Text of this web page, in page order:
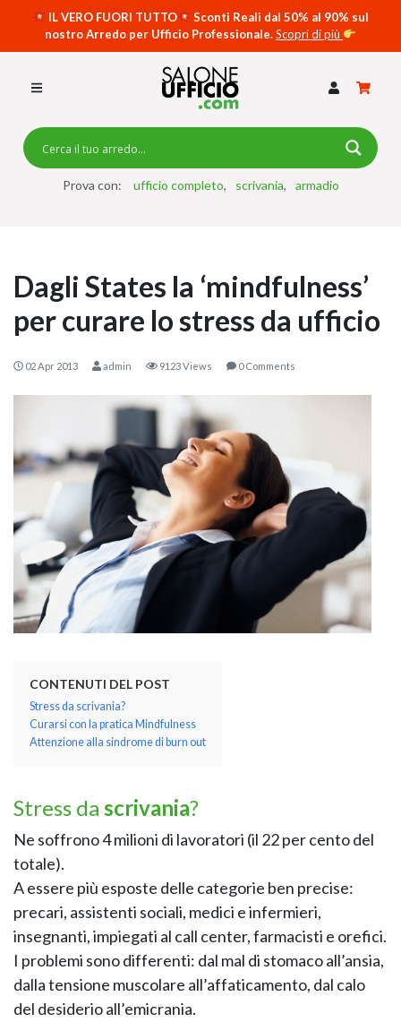
IL VERO FUORI TUTTO
Sconti Reali dal 50% al 90% sul
nostro Arredo per Ufficio Professionale.Scopri di più
Prova con: ufficio completo scrivania armadio
KOROS –
SCRIVANIE SPECIAL DESK
CASSETTIERE
RECEPTION
TAVOLI RIUNIONE
ACCESSORI
Dagli States la ‘mindfulness’
per curare lo stress da ufficio
02 Apr 2013 admin 9123 Views 0 Comments
CONTENUTI DEL POST
Stress da scrivania?
Curarsi con la pratica Mindfulness
Attenzione alla sindrome di burn out
Stress da scrivania?
Ne soffrono 4 milioni di lavoratori (il 22 per cento del
totale).
A essere più esposte delle categorie ben precise:
precari, assistenti sociali, medici e infermieri,
insegnanti, impiegati al call center, farmacisti e orefici.
I problemi sono differenti: dal mal di stomaco all’ansia,
dalla tensione muscolare all’affaticamento, dal calo
del desiderio all’emicrania.